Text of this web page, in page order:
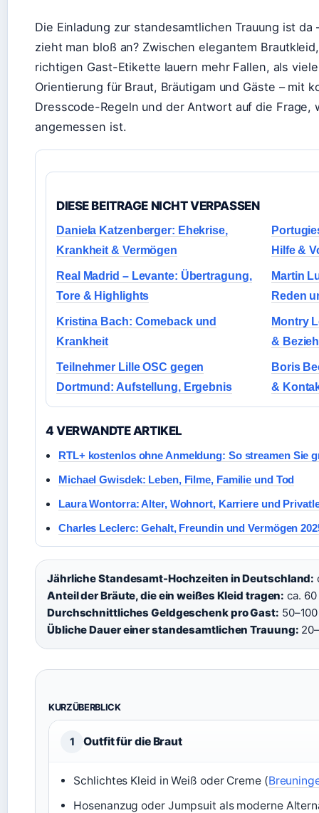
Die Einladung zur standesamtlichen Trauung ist da
zieht man bloß an? Zwischen elegantem
richtigen Gast-Etikette lauern mehr Fallen, als
Orientierung für Braut, Bräutigam und Gäste – mit
Dresscode-Regeln und der Antwort auf die Frage,
angemessen ist.
DIESE BEITRAGE NICHT VERPASSEN
Daniela Katzenberger: Ehekrise,
Krankheit & Vermögen
Hilfe &
Real Madrid – Levante: Übertragung,
Tore & Highlights
Martin
Reden
Kristina Bach: Comeback und
Krankheit
Montry
&
Teilnehmer Lille OSC gegen
Dortmund: Aufstellung, Ergebnis
Boris
&
4 VERWANDTE ARTIKEL
RTL+ kostenlos ohne Anmeldung: So streamen Sie
Michael Gwisdek: Leben, Filme, Familie und Tod
Laura Wontorra: Alter, Wohnort, Karriere und
Charles Leclerc: Gehalt, Freundin und Vermögen
Jährliche Standesamt-Hochzeiten in Deutschland:
Anteil der Bräute, die ein weißes Kleid tragen: ca. 60
Durchschnittliches Geldgeschenk pro Gast: 50–100
Übliche Dauer einer standesamtlichen Trauung:
KURZÜBERBLICK
1 Outfit für die Braut
Schlichtes Kleid in Weiß oder Creme (
Hosenanzug oder Jumpsuit als moderne